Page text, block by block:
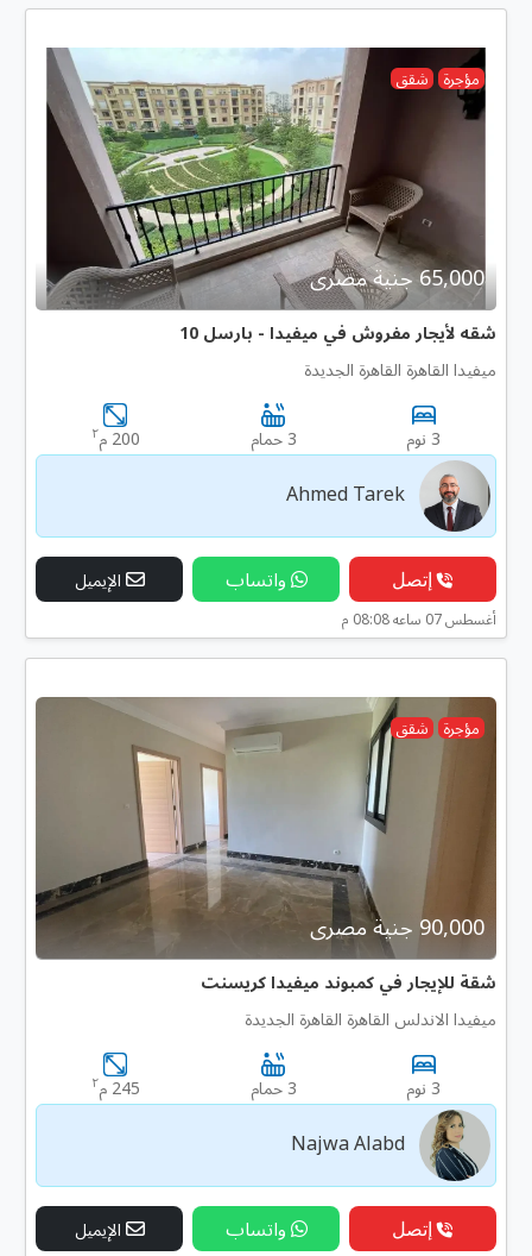
مؤجرة شقق
65,000 جنية مصرى
شقه لأيجار مفروش في ميفيدا - بارسل 10
ميفيدا القاهرة القاهرة الجديدة
3 نوم 3 حمام 200 م ٢
Ahmed Tarek
إتصل واتساب الإيميل
أغسطس 07 ساعه 08:08 م
مؤجرة شقق
90,000 جنية مصرى
شقة للإيجار في كمبوند ميفيدا كريسنت
ميفيدا الاندلس القاهرة القاهرة الجديدة
3 نوم 3 حمام 245 م ٢
Najwa Alabd
إتصل واتساب الإيميل